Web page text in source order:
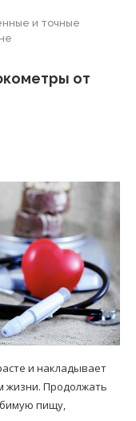
и точные
от
и накладывает
жизни. Продолжать
пищу,